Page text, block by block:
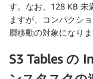
す。なお、128 KB 未
ますが、コンパクシ
層移動の対象になりま
S3 Tables の